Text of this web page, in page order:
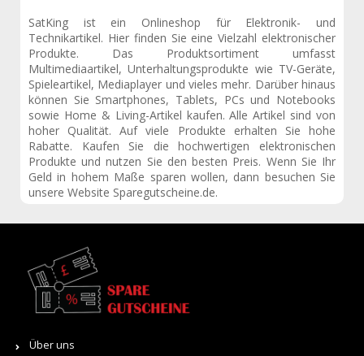
SatKing ist ein Onlineshop für Elektronik- und
Technikartikel. Hier finden Sie eine Vielzahl elektronischer
Produkte. Das Produktsortiment umfasst
Multimediaartikel, Unterhaltungsprodukte wie TV-Geräte,
Spieleartikel, Mediaplayer und vieles mehr. Darüber hinaus
können Sie Smartphones, Tablets, PCs und Notebooks
sowie Home & Living-Artikel kaufen. Alle Artikel sind von
hoher Qualität. Auf viele Produkte erhalten Sie hohe
Rabatte. Kaufen Sie die hochwertigen elektronischen
Produkte und nutzen Sie den besten Preis. Wenn Sie Ihr
Geld in hohem Maße sparen wollen, dann besuchen Sie
unsere Website Sparegutscheine.de.
Über uns